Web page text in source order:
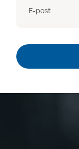
E-post